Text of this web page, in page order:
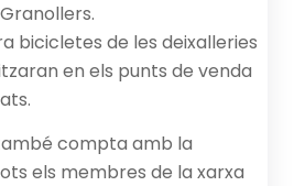
bicicletes de les deixalleries
en els punts de venda
compta amb la
els membres de la xarxa